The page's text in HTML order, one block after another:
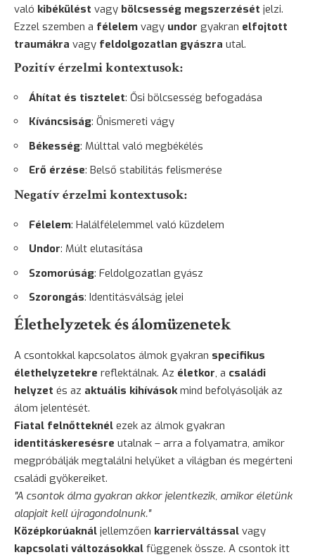
való kibékülést vagy bölcsesség megszerzését jelzi.
Ezzel szemben a félelem vagy undor gyakran elfojtott
traumákra vagy feldolgozatlan gyászra utal.
Pozitív érzelmi kontextusok:
Áhítat és tisztelet: Ősi bölcsesség befogadása
Kíváncsiság: Önismereti vágy
Békesség: Múlttal való megbékélés
Erő érzése: Belső stabilitás felismerése
Negatív érzelmi kontextusok:
Félelem: Halálfélelemmel való küzdelem
Undor: Múlt elutasítása
Szomorúság: Feldolgozatlan gyász
Szorongás: Identitásválság jelei
Élethelyzetek és álomüzenetek
A csontokkal kapcsolatos álmok gyakran specifikus
élethelyzetekre reflektálnak. Az életkor, a családi
helyzet és az aktuális kihívásokmind befolyásolják az
álom jelentését.
Fiatal felnőtteknél ezek az álmok gyakran
identitáskeresésre utalnak – arra a folyamatra, amikor
megpróbálják megtalálni helyüket a világban és megérteni
családi gyökereiket.
"A csontok álma gyakran akkor jelentkezik, amikor életünk
alapjait kell újragondolnunk."
Középkorúaknál jellemzően karrierváltással vagy
kapcsolati változásokkal függenek össze. A csontok itt